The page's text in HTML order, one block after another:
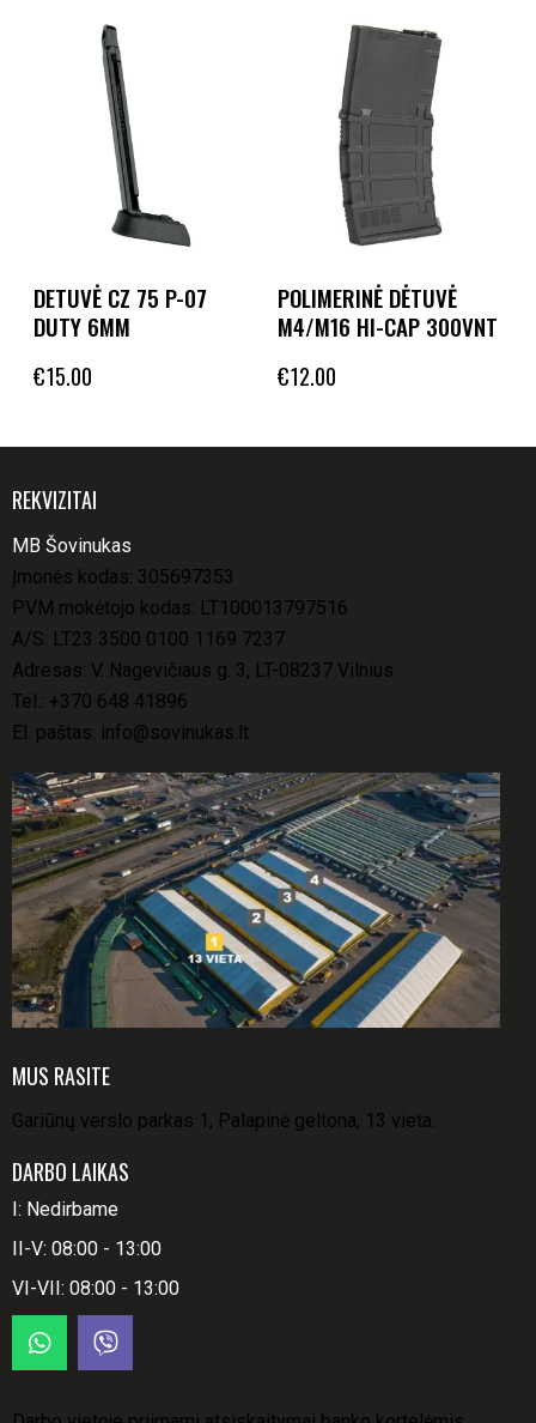
DETUVĖ CZ 75 P-07
DUTY 6MM
€15.00
POLIMERINĖ DĖTUVĖ
M4/M16 HI-CAP 300VNT
€12.00
REKVIZITAI
MB Šovinukas
Įmonės kodas: 305697353
PVM mokėtojo kodas: LT100013797516
A/S: LT23 3500 0100 1169 7237
Adresas: V. Nagevičiaus g. 3, LT-08237 Vilnius
Tel.: +370 648 41896
El. paštas: info@sovinukas.lt
MUS RASITE
Gariūnų verslo parkas 1, Palapinė geltona, 13 vieta.
DARBO LAIKAS
I: Nedirbame
II-V: 08:00 - 13:00
VI-VII: 08:00 - 13:00